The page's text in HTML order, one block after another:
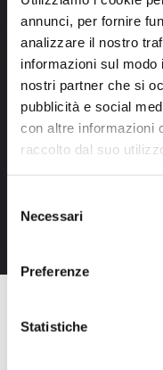
annunci, per fornire
analizzare il nostro
informazioni sul
nostri partner che si
pubblicità e social
con altre informazioni
raccolto dal suo
delNecessari
Preferenze
Statistiche